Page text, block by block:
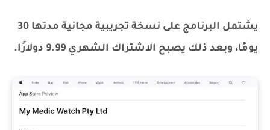
يشتمل البرنامج على نسخة تجريبية مجانية مدتها 30
يومًا، وبعد ذلك يصبح الاشتراك الشهري 9.99 دولارًا.